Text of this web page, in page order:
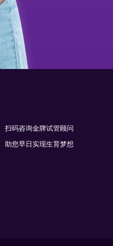
扫码咨询金牌试管顾问
助您早日实现生育梦想